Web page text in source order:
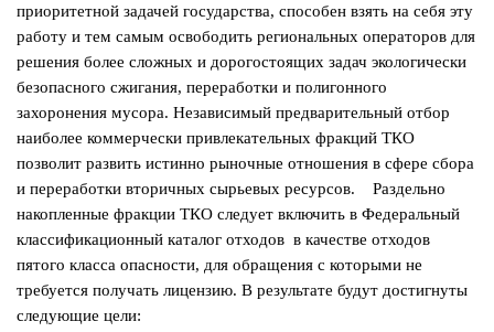
приоритетной задачей государства, способен взять на себя эту
работу и тем самым освободить региональных операторов для
решения более сложных и дорогостоящих задач экологически
безопасного сжигания, переработки и полигонного
захоронения мусора. Независимый предварительный отбор
наиболее коммерчески привлекательных фракций ТКО
позволит развить истинно рыночные отношения в сфере сбора
и переработки вторичных сырьевых ресурсов. Раздельно
накопленные фракции ТКО следует включить в Федеральный
классификационный каталог отходов в качестве отходов
пятого класса опасности, для обращения с которыми не
требуется получать лицензию. В результате будут достигнуты
следующие цели: